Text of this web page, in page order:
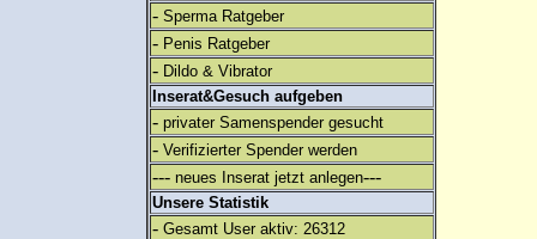
- Sperma Ratgeber
- Penis Ratgeber
- Dildo & Vibrator
Inserat&Gesuch aufgeben
- privater Samenspender gesucht
- Verifizierter Spender werden
--- neues Inserat jetzt anlegen---
Unsere Statistik
- Gesamt User aktiv: 26312